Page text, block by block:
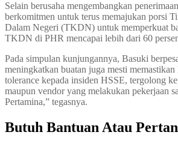
Selain berusaha mengembangkan
berkomitmen untuk terus memajukan porsi
Dalam Negeri (TKDN) untuk memperkuat
TKDN di PHR mencapai lebih dari 60
Pada simpulan kunjungannya, Basuki
meningkatkan buatan juga mesti
tolerance kepada insiden HSSE, tergolong
maupun vendor yang melakukan pekerjaan
Pertamina,” tegasnya.
Butuh Bantuan Atau